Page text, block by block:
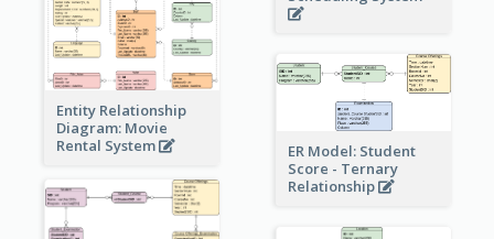
Entity Relationship
Diagram: Movie
Rental System
ER Model: Student
Score - Ternary
Relationship